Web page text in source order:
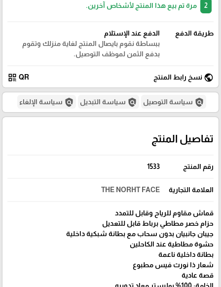
مرة تم بيع هذا المنتج لأشخاص آخرين.
طريقة الدفع
الدفع عند الإستلام
ببساطة نقوم بايصال المنتج لغاية منزلك وتقوم
بدفع الثمن لموظف التوصيل.
public نسخ رابط المنتج QR
qr_code
policy سياسة التوصيل policy سياسة التبديل policy سياسة الإلغاء
تفاصيل المنتج
رقم المنتج 1533
العلامة التجارية THE NORHT FACE
قماش مقاوم للرياح وقابل للتمدد
حزام خصر مطاطي برباط قابل للتعديل
جيبان جانبيان بدون سحاب مع بطانة شبكية داخلية
حشوة مطاطية عند الكاحلين
بطانة داخلية ناعمة
شعار ذا نورث فيس مطبوع
قصة عادية